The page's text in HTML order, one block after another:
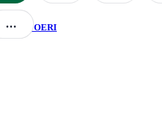
…
…
- Todos os Direitos Reservados |
Por:
JOERI